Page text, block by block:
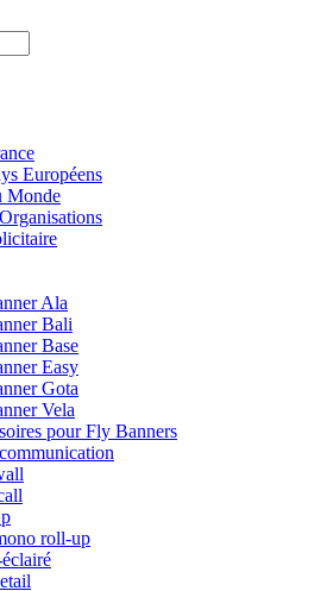
Européens
Monde
Ala
Bali
Base
Easy
Gota
Vela
pour Fly Banners
roll-up